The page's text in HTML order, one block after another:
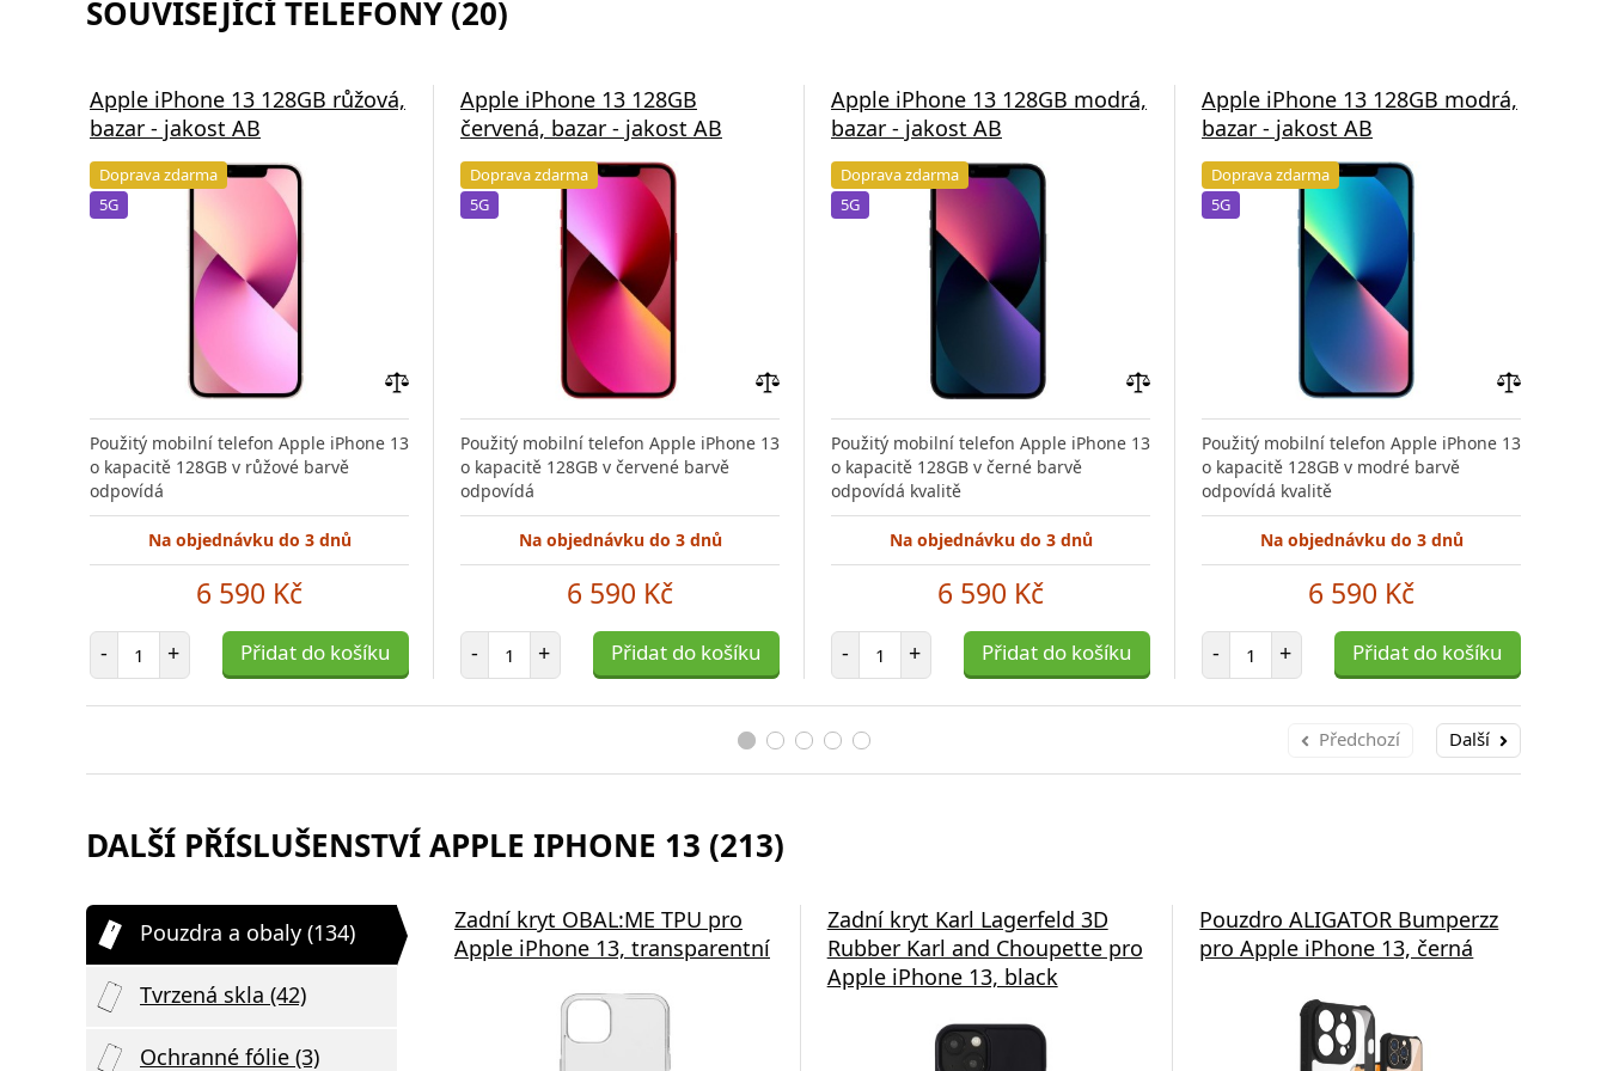
SOUVISEJÍCÍ TELEFONY (20)
Apple iPhone 13 128GB růžová,
bazar - jakost AB
Doprava zdarma
5G
porovnání
Použitý mobilní telefon Apple iPhone 13
o kapacitě 128GB v růžové barvě
odpovídá
Na objednávku do 3 dnů
6 590 Kč
- Počet položek
+ Přidat do košíku
Apple iPhone 13 128GB
červená, bazar - jakost AB
Doprava zdarma
5G
porovnání
Použitý mobilní telefon Apple iPhone 13
o kapacitě 128GB v červené barvě
odpovídá
Na objednávku do 3 dnů
6 590 Kč
- Počet položek
+ Přidat do košíku
Apple iPhone 13 128GB modrá,
bazar - jakost AB
Doprava zdarma
5G
porovnání
Použitý mobilní telefon Apple iPhone 13
o kapacitě 128GB v černé barvě
odpovídá kvalitě
Na objednávku do 3 dnů
6 590 Kč
- Počet položek
+ Přidat do košíku
Apple iPhone 13 128GB modrá,
bazar - jakost AB
Doprava zdarma
5G
porovnání
Použitý mobilní telefon Apple iPhone 13
o kapacitě 128GB v modré barvě
odpovídá kvalitě
Na objednávku do 3 dnů
6 590 Kč
- Počet položek
+ Přidat do košíku
Předchozí Další
DALŠÍ PŘÍSLUŠENSTVÍ APPLE IPHONE 13 (213)
Pouzdra a obaly (134)
Tvrzená skla (42)
Ochranné fólie (3)
Zadní kryt OBAL:ME TPU pro
Apple iPhone 13, transparentní
Zadní kryt Karl Lagerfeld 3D
Rubber Karl and Choupette pro
Apple iPhone 13, black
Pouzdro ALIGATOR Bumperzz
pro Apple iPhone 13, černá